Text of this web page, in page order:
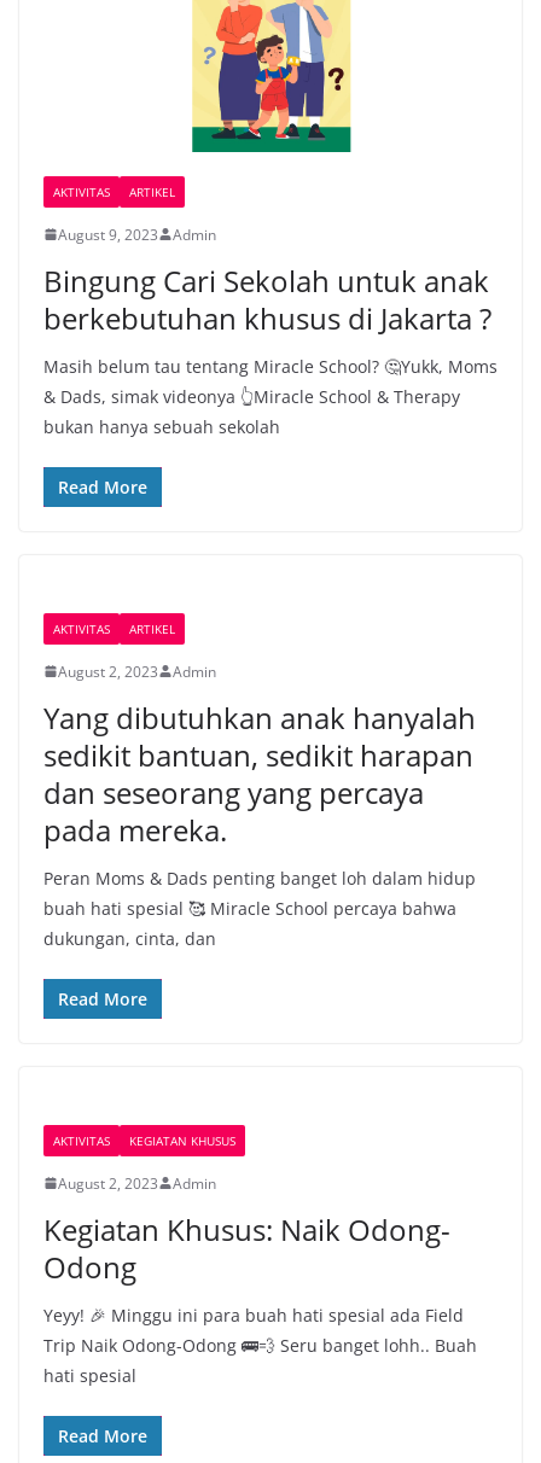
AKTIVITAS ARTIKEL
August 9, 2023 Admin
Bingung Cari Sekolah untuk anak
berkebutuhan khusus di Jakarta ?
Masih belum tau tentang Miracle School? 🤔Yukk, Moms
& Dads, simak videonya 👆Miracle School & Therapy
bukan hanya sebuah sekolah
Read More
AKTIVITAS ARTIKEL
August 2, 2023 Admin
Yang dibutuhkan anak hanyalah
sedikit bantuan, sedikit harapan
dan seseorang yang percaya
pada mereka.
Peran Moms & Dads penting banget loh dalam hidup
buah hati spesial 🥰 Miracle School percaya bahwa
dukungan, cinta, dan
Read More
AKTIVITAS KEGIATAN KHUSUS
August 2, 2023 Admin
Kegiatan Khusus: Naik Odong-
Odong
Yeyy! 🎉 Minggu ini para buah hati spesial ada Field
Trip Naik Odong-Odong 🚌💨 Seru banget lohh.. Buah
hati spesial
Read More